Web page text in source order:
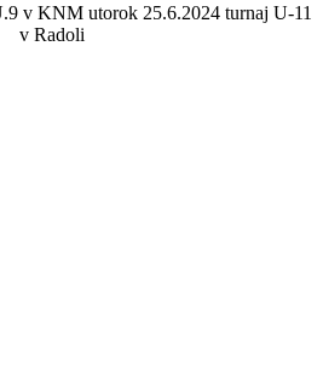
v KNM utorok 25.6.2024 turnaj U-11
v Radoli